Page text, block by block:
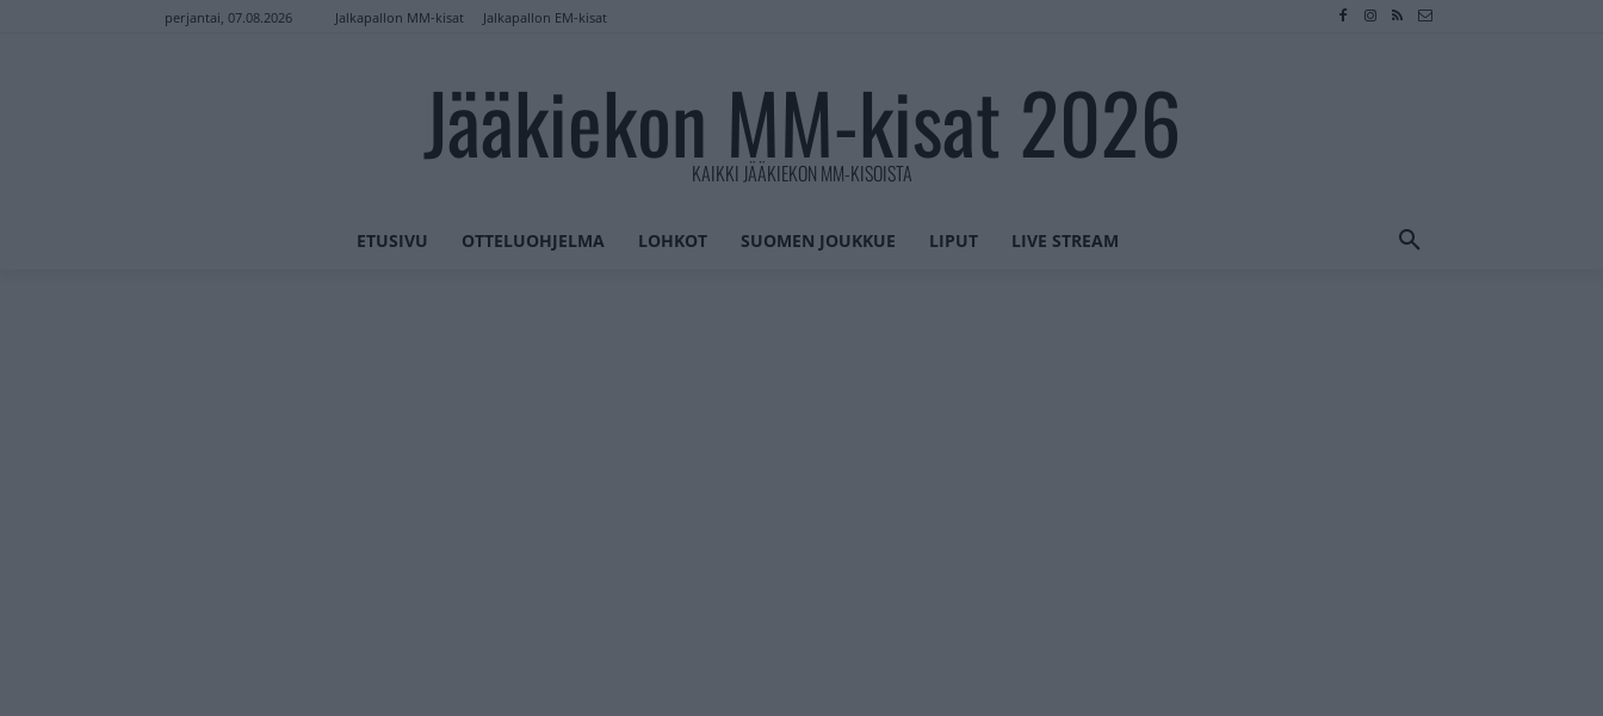
perjantai, 07.08.2026 Jalkapallon MM-kisat Jalkapallon EM-kisat
Jääkiekon MM-kisat 2026
KAIKKI JÄÄKIEKON MM-KISOISTA
ETUSIVU OTTELUOHJELMA LOHKOT SUOMEN JOUKKUE LIPUT LIVE STREAM